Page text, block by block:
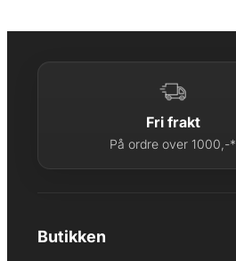
Fri frakt
På ordre over 1000,-*
Butikken